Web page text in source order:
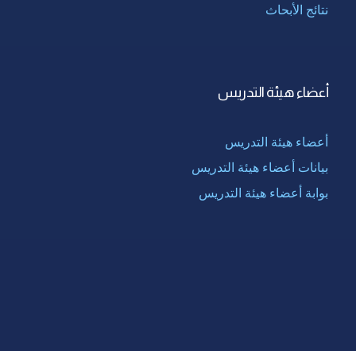
نتائج الأبحاث
أعضاء هيئة التدريس
أعضاء هيئة التدريس
بيانات أعضاء هيئة التدريس
بوابة أعضاء هيئة التدريس